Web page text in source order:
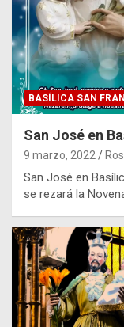
BASÍLICA SAN
San José en
9 marzo, 2022
San José en
se rezará la